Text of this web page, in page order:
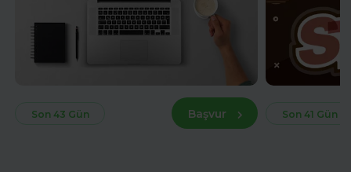
Son 43 Gün Başvur Son 41 Gün